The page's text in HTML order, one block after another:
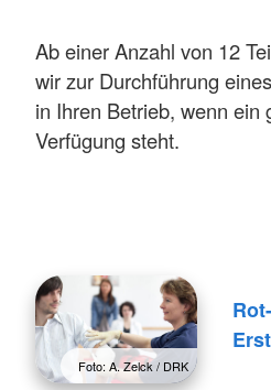
Ab einer Anzahl von 12
wir zur Durchführung
in Ihren Betrieb, wenn ein
Verfügung steht.
Foto: A. Zelck / DRK